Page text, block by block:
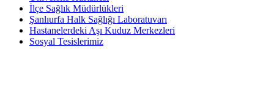
İlçe Sağlık Müdürlükleri
Şanlıurfa Halk Sağlığı Laboratuvarı
Hastanelerdeki Aşı Kuduz Merkezleri
Sosyal Tesislerimiz